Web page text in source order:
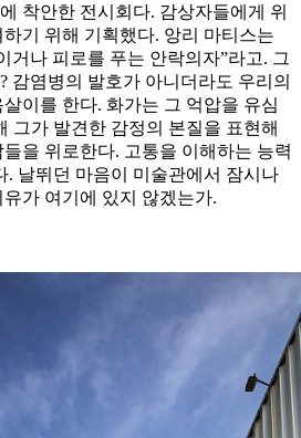
착안한 전시회다. 감상자들에게 위
기 위해 기획했다. 앙리 마티스는
거나 피로를 푸는 안락의자”라고. 그
감염병의 발호가 아니더라도 우리의
이를 한다. 화가는 그 억압을 유심
그가 발견한 감정의 본질을 표현해
을 위로한다. 고통을 이해하는 능력
. 날뛰던 마음이 미술관에서 잠시나
가 여기에 있지 않겠는가.